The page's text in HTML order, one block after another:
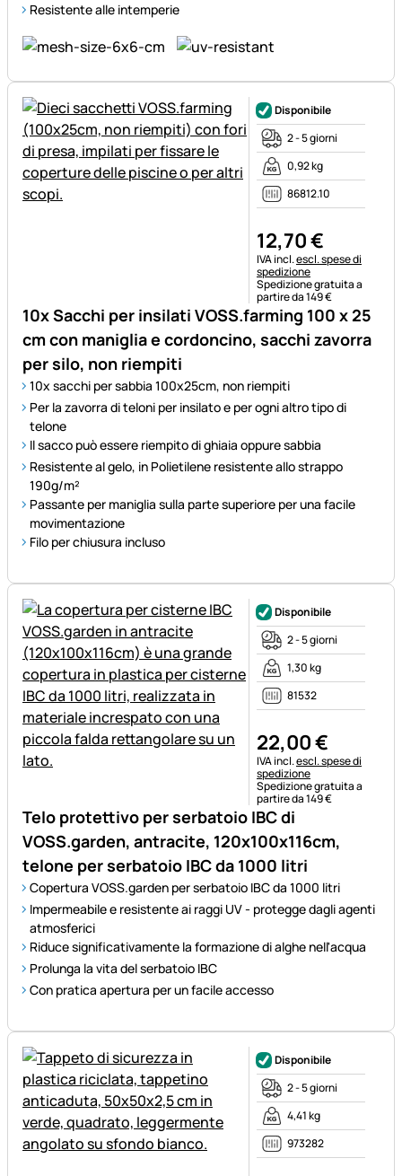
Resistente alle intemperie
10x Sacchi per insilati VOSS.farming 100 x 25
cm con maniglia e cordoncino, sacchi zavorra
per silo, non riempiti
10x sacchi per sabbia 100x25cm, non riempiti
Per la zavorra di teloni per insilato e per ogni altro tipo di
telone
Il sacco può essere riempito di ghiaia oppure sabbia
Resistente al gelo, in Polietilene resistente allo strappo
190g/m²
Passante per maniglia sulla parte superiore per una facile
movimentazione
Filo per chiusura incluso
Disponibile
2 - 5 giorni
0,92 kg
86812.10
12,70€
Informazioni fiscali:
IVA incl.escl. spese di
spedizione
Spedizione gratuita a
partire da 149 €
Telo protettivo per serbatoio IBC di
VOSS.garden, antracite, 120x100x116cm,
telone per serbatoio IBC da 1000 litri
Copertura VOSS.garden per serbatoio IBC da 1000 litri
Impermeabile e resistente ai raggi UV - protegge dagli agenti
atmosferici
Riduce significativamente la formazione di alghe nell'acqua
Prolunga la vita del serbatoio IBC
Con pratica apertura per un facile accesso
Disponibile
2 - 5 giorni
1,30 kg
81532
22,00€
Informazioni fiscali:
IVA incl.escl. spese di
spedizione
Spedizione gratuita a
partire da 149 €
Disponibile
2 - 5 giorni
4,41 kg
973282